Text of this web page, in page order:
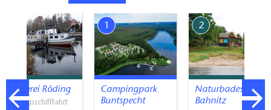
Reederei Röding
Ausflugsschifffahrt
1
Campingpark
Buntspecht
2
Naturbadestelle
Bahnitz